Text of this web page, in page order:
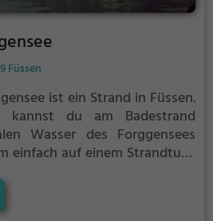
Füssen
ist ein Strand in Füssen.
du am Badestrand
Wasser des Forggensees
einfach auf einem Strandtuch
Denk aber immer daran,
Sonne zu schützen.